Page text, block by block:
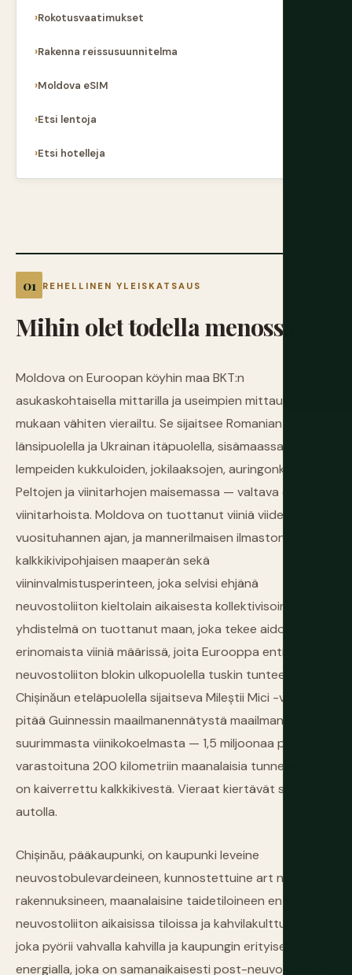
REHELLINEN YLEISKATSAUS
Mihin olettodellamenossa
Moldova on Euroopan köyhin maa BKT:n
asukaskohtaisella mittarilla ja useimpien mittausten
mukaan vähiten vierailtu. Se sijaitsee Romanian
länsipuolella ja Ukrainan itäpuolella, sisämaassa
lempeiden kukkuloiden, jokilaaksojen, auringonkukka
Peltojen ja viinitarhojen maisemassa — valtava osuus
viinitarhoista. Moldova on tuottanut viiniä viiden
vuosituhannen ajan, ja mannerilmaisen ilmaston,
kalkkikivipohjaisen maaperän sekä
viininvalmistusperinteen, joka selvisi ehjänä
neuvostoliiton kieltolain aikaisesta kollektivisoinnista,
yhdistelmä on tuottanut maan, joka tekee aidosti
erinomaista viiniä määrissä, joita Eurooppa entisen
neuvostoliiton blokin ulkopuolella tuskin tuntee.
Chișinăun eteläpuolella sijaitseva Mileștii Mici -viinitila
pitää Guinnessin maailmanennätystä maailman
suurimmasta viinikokoelmasta — 1,5 miljoonaa pulloa —
varastoituna 200 kilometriin maanalaisia tunnelia, jotka
on kaiverrettu kalkkikivestä. Vieraat kiertävät sitä
autolla.
Chișinău, pääkaupunki, on kaupunki leveine
neuvostobulevardeineen, kunnostettuine art nouveau -
rakennuksineen, maanalaisine taidetiloineen entisissä
neuvostoliiton aikaisissa tiloissa ja kahvilakulttuurineen,
joka pyörii vahvalla kahvilla ja kaupungin erityisellä
energialla, joka on samanaikaisesti post-neuvostoliiton
Rokotusvaatimukset
Rakenna reissusuunnitelma
Moldova eSIM
Etsi lentoja
Etsi hotelleja